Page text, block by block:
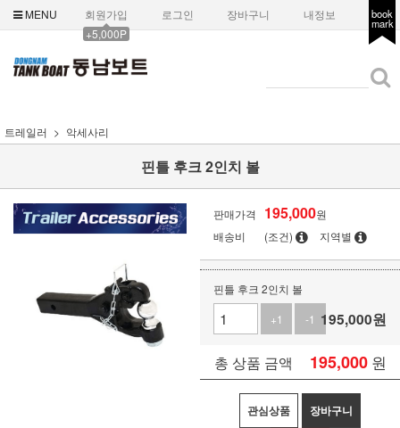
MENU
회원가입
+5,000P
로그인 장바구니 내정보 book
mark
트레일러 악세사리
핀틀 후크 2인치 볼
판매가격 195,000원
배송비
(조건) 지역별
핀틀 후크 2인치 볼
+1
-1 195,000원
총 상품 금액 195,000 원
관심상품 장바구니